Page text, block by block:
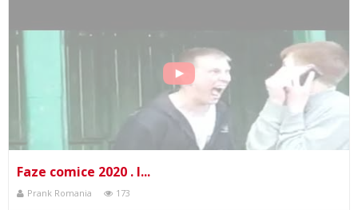
Faze comice 2020 . I...
Prank Romania 173